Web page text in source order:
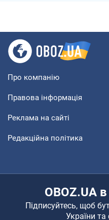
Про компанію
Правова інформація
Реклама на сайті
Редакційна політика
OBOZ.UA
Підписуйтесь, щоб
України та